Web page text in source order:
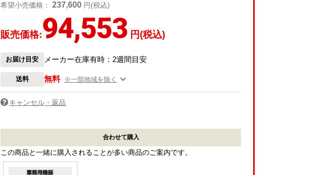
希望小売価格： 237,600 円(税込)
販売価格:94,553 円(税込)
お届け目安 メーカー在庫有時：2週間目安
送料 無料 ※一部地域を除く
キャンセル・返品
合わせて購入
この商品と一緒に購入されることが多い商品のご案内です。